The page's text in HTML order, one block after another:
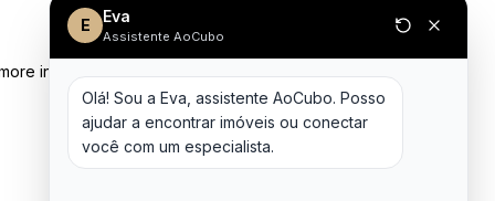
information)
E Eva
Assistente AoCubo
Olá! Sou a Eva, assistente AoCubo. Posso
ajudar a encontrar imóveis ou conectar
você com um especialista.